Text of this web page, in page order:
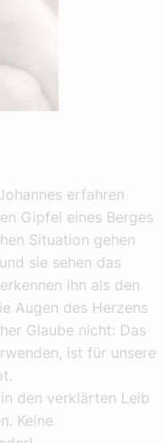
erfahren
Gipfel eines Berges
Situation gehen
sie sehen das
ihn als den
Augen des Herzens
Glaube nicht: Das
ist für unsere
den verklärten Leib
Keine